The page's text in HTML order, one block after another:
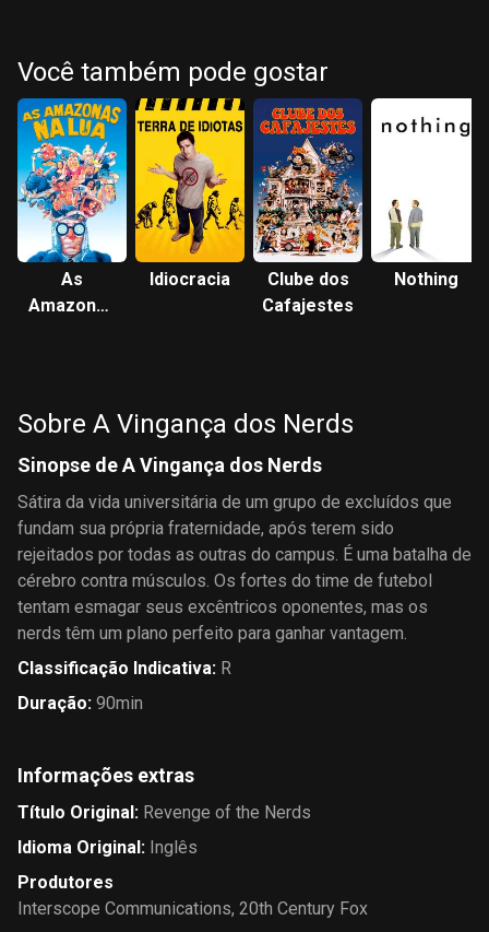
Você também pode gostar
As
Amazonas
Idiocracia
Clube dos
Cafajestes
Nothing
Sobre A Vingança dos Nerds
Sinopse de A Vingança dos Nerds
Sátira da vida universitária de um grupo de excluídos que
fundam sua própria fraternidade, após terem sido
rejeitados por todas as outras do campus. É uma batalha de
cérebro contra músculos. Os fortes do time de futebol
tentam esmagar seus excêntricos oponentes, mas os
nerds têm um plano perfeito para ganhar vantagem.
Classificação Indicativa: R
Duração: 90min
Informações extras
Título Original: Revenge of the Nerds
Idioma Original: Inglês
Produtores
Interscope Communications, 20th Century Fox